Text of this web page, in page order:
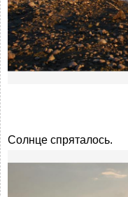
Солнце спряталось.